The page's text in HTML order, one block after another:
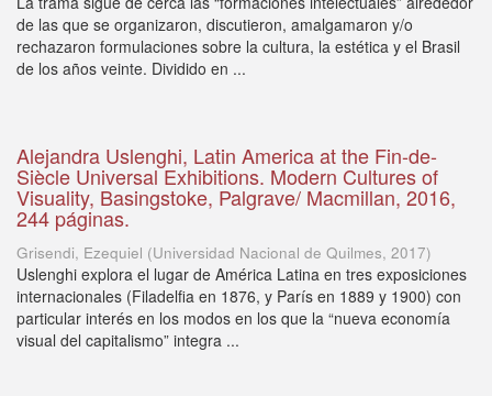
de las que se organizaron, discutieron, amalgamaron y/o
rechazaron formulaciones sobre la cultura, la estética y el Brasil
de los años veinte. Dividido en ...
Alejandra Uslenghi, Latin America at the Fin-de-
Siècle Universal Exhibitions. Modern Cultures of
Visuality, Basingstoke, Palgrave/ Macmillan, 2016,
244 páginas.
Grisendi, Ezequiel (Universidad Nacional de Quilmes, 2017)
Uslenghi explora el lugar de América Latina en tres exposiciones
internacionales (Filadelfia en 1876, y París en 1889 y 1900) con
particular interés en los modos en los que la “nueva economía
visual del capitalismo” integra ...